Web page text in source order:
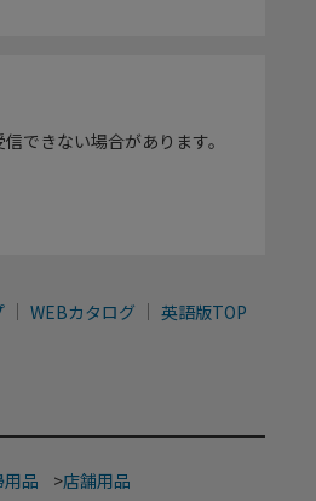
できない場合があります。
WEBカタログ 英語版TOP
品 >店舗用品